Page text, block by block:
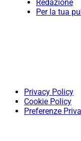
Redazione
Per la tua
Privacy Policy
Cookie Policy
Preferenze